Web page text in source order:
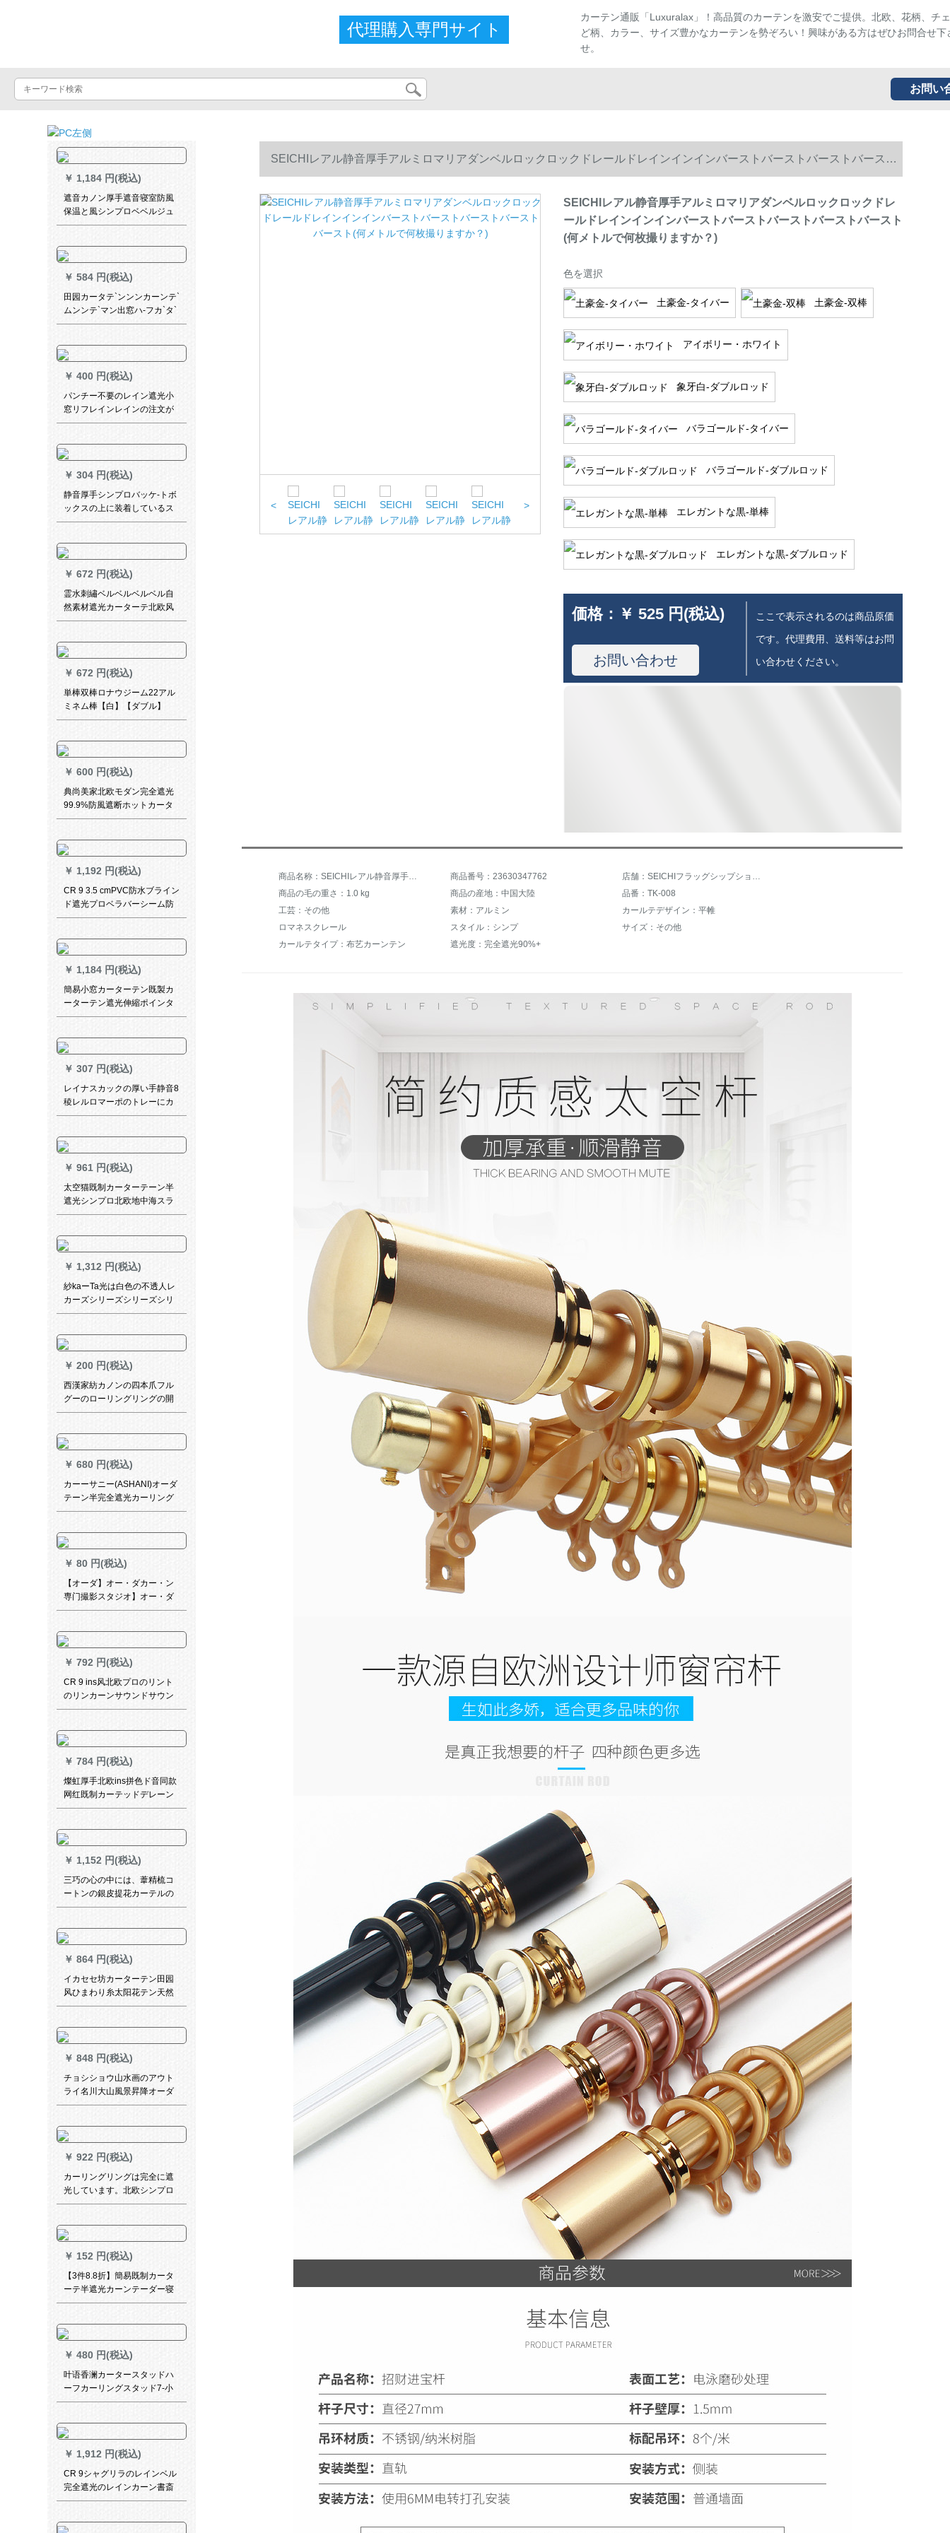
代理購入専門サイト
カーテン通販「Luxuralax」！高品質のカーテンを激安でご提供。北欧、花柄、チ
ど柄、カラー、サイズ豊かなカーテンを勢ぞろい！興味がある方はぜひお問合せ下
せ。
お問い
￥ 1,184 円(税込)
遮音カノン厚手遮音寝室防風
保温と風シンプロベベルジュ
レ1メトル2面ベルジット(遮
￥ 584 円(税込)
田园カータテ`ンンンカーンテ`
ムンンテ`マン出窓ハ-フカ`タ`
テ`ン半遮光寝室ベランダビg
リングリングリプ.黄フ3.5枚*2
高1枚
￥ 400 円(税込)
パンチー不要のレイン遮光小
窓リフレインレインの注文が
足りないなら、普通価格103
￥ 304 円(税込)
静音厚手シンプロバッケ-トボ
ックスの上に装着しているス
ライドトラックの棒棒である
です。
￥ 672 円(税込)
霊水刺繡ベルベルベルベル自
然素材遮光カーターテ北欧风
インズ风の无いつぎわわわ厚
制カーターテーテテンンンラ
イトブルー+米色のつぼ
￥ 672 円(税込)
単棒双棒ロナウジーム22アル
ミネム棒【白】【ダブル】
￥ 600 円(税込)
典尚美家北欧モダン完全遮光
99.9%防風遮断ホットカータ
ーテーン新商品既製カーター
テーターテーリングリングテ
ーリングリングリングリング
リングリングリングリングリ
ングリングライン毎米価格格
(ナノリングパンチ穴)
￥ 1,192 円(税込)
CR 9 3.5 cmPVC防水ブライン
ド遮光プロベラバーシーム防
油パルトライト不要キラやか
￥ 1,184 円(税込)
簡易小窓カーターテン既製カ
ーターテン遮光伸縮ポインタ
ーには、賃貸住宅寮のショウ
のです。シンググモル色-送り
棒
￥ 307 円(税込)
レイナスカックの厚い手静音8
稜レルロマーポのトレーにカ
ードを入れています。テンロ
ABSキャップ1.6メトルです。
￥ 961 円(税込)
太空猫既制カーターテーン半
遮光シンプロ北欧地中海スラ
イプカーリング寝室书房出窓
ティック1メトルドールダンカ
ーン価格
￥ 1,312 円(税込)
紗kaーTa光は白色の不透人レ
カーズシリーズシリーズシリ
ーズシリーズン糸ベアラ砂遮
ません。レカースデッキがひ
っくり返る双生樹-乳白の幅が
2.0 X高2.7フーク（高度改）
￥ 200 円(税込)
西漢家紡カノンの四本爪フル
グーのローリングリングの開
口リングが40個あります。
￥ 680 円(税込)
カーーサニー(ASHANI)オーダ
テーン半完全遮光カーリング
リングリングリングの切れ热
ター(ASHANI)子供给部屋男的
的的的漫画主题寝室扫き出し
窓海底世界E 0066-ビッチ热帯
鱼布-FUCK 1枚/メニューを何
かをつまみますか？
￥ 80 円(税込)
【オーダ】オー・ダカー・ン
専门撮影スタジオ】オー・ダ
カン専门撮影10元
￥ 792 円(税込)
CR 9 ins风北欧プロのリント
のリンカーンサウンドサウン
ド遮光ベベルストールダクト
クトダクトダクトダクトダク
トダクトダクトダクトダクト
ダクトダクトダクトダクトダ
クト
￥ 784 円(税込)
燦虹厚手北欧ins拼色ド音同款
网红既制カーテッドデレーン
ゴ寝室オレフ寝室オレイン寝
オレインハーン
￥ 1,152 円(税込)
三巧の心の中には、葦精梳コ
ートンの銀皮提花カーテルの
結婚をお祝いする田園リビア
青い布-打孔(ナノリング)1枚2
メトルの幅*2.7高可調
￥ 864 円(税込)
イカセセ坊カーターテン田园
风ひまわり糸太阳花テン天然
素材刺繍断热ベロダンレシリ
高パンチ式可改高さ
￥ 848 円(税込)
チョシショウ山水画のアウト
ライ名川大山風景昇降オーダ
ダテーンの個性的なイラスト
電气的カーテーン完全遮光生
地毎平方オーダテにお聞きし
ます。
￥ 922 円(税込)
カーリングリングは完全に遮
光しています。北欧シンプロ
北欧スターリングは、文芸森
寝室リビ日よ。布天糸麻フフ
は、グレー幅2.0高2.7【穴あ
け加工】
￥ 152 円(税込)
【3件8.8折】簡易既制カータ
ーテ半遮光カーンテーダー寝
室リビアンテーム学校シンド
ダーダーダーダーダーセンタ
ー1.0 m幅*2.25 m高フク1枚
￥ 480 円(税込)
叶语香澜カータースタッドハ
ーフカーリングスタッド7-小
豆幅1.5*高2.0打穴タワーの一
￥ 1,912 円(税込)
CR 9シャグリラのレインベル
完全遮光のレインカーン書斎
リング布百葉のレインレイン
全遮光本白ZY-XG 02-4201
SEICHIレアル静音厚手アルミロマリアダンベルロックロックドレールドレインインインバーストバーストバーストバースト
バースト(何メトルで何枚撮りますか？)
< >
SEICHIレアル静音厚手アルミロマリアダンベルロックロックドレ
ールドレインインインバーストバーストバーストバーストバースト
(何メトルで何枚撮りますか？)
色を選択
土豪金-タイバー 土豪金-双棒
アイボリー・ホワイト
象牙白-ダブルロッド
バラゴールド-タイバー
バラゴールド-ダブルロッド
エレガントな黒-単棒
エレガントな黒-ダブルロッド
価格： ￥ 525 円(税込)
お問い合わせ
ここで表示されるのは商品原価
です。代理費用、送料等はお問
い合わせください。
商品名称：SEICHIレアル静音厚手アルミンロマロッドレアルダブルロッドカーンレールテーンオプションでバラゴールド-ダブルロッド毎メートル価格(何メートルで何枚撮りますか？) 商品番号：23630347762
店舗：SEICHIフラッグシップショップ
商品の毛の重さ：1.0 kg
商品の産地：中国大陸
品番：TK-008
工芸：その他
素材：アルミン
カールテデザイン：平帷
ロマネスクレール
スタイル：シンプ
サイズ：その他
カールテタイプ：布艺カーンテン
遮光度：完全遮光90%+